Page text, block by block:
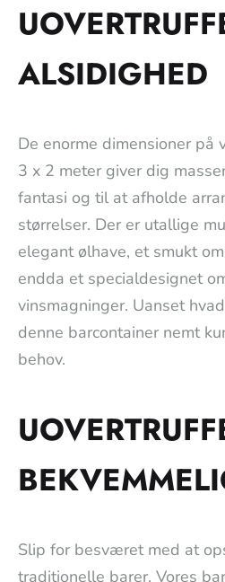
ALSIDIGHED
De enorme dimensioner på
3 x 2 meter giver dig
fantasi og til at afholde
størrelser. Der er utallige
elegant ølhave, et smukt
endda et specialdesignet
vinsmagninger. Uanset
denne barcontainer nemt
behov.
Slip for besværet med at
traditionelle barer. Vores